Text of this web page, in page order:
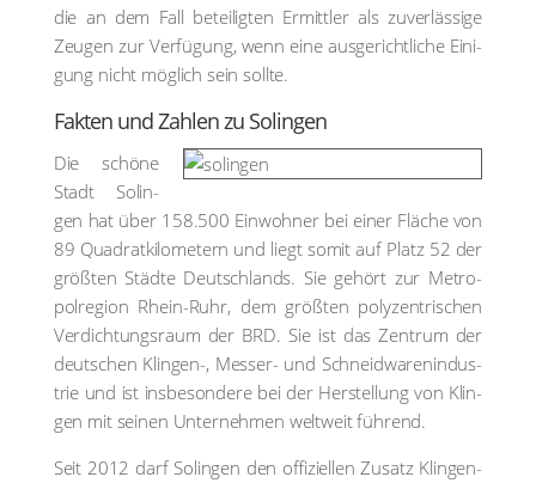
die an dem Fall betei­lig­ten Ermitt­ler als zuver­läs­si­ge
Zeu­gen zur Ver­fü­gung, wenn eine aus­ge­richt­li­che Eini­
gung nicht mög­lich sein soll­te.
Fak­ten und Zah­len zu Solin­gen
Die schö­ne
Stadt Solin­
gen hat über 158.500 Ein­woh­ner bei einer Flä­che von
89 Qua­drat­ki­lo­me­tern und liegt somit auf Platz 52 der
größ­ten Städ­te Deutsch­lands. Sie gehört zur Metro­
pol­re­gi­on Rhein-Ruhr, dem größ­ten poly­zen­tri­schen
Ver­dich­tungs­raum der BRD. Sie ist das Zen­trum der
deut­schen Klin­gen-, Mes­ser- und Schneid­wa­ren­in­dus­
trie und ist ins­be­son­de­re bei der Her­stel­lung von Klin­
gen mit sei­nen Unter­neh­men welt­weit füh­rend.
Seit 2012 darf Solin­gen den offi­zi­el­len Zusatz Klin­gen­